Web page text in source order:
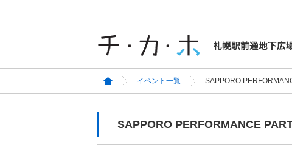
イベント一覧 SAPPORO
SAPPORO PERFORMANCE